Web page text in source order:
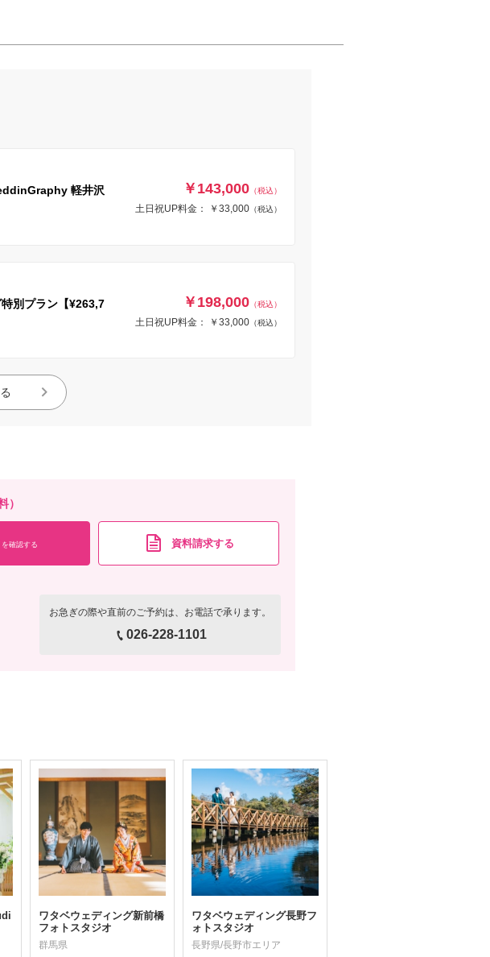
軽井沢
￥143,000 （税込）
土日祝UP料金： ￥33,000 （税込）
別プラン【¥263,7
￥198,000 （税込）
土日祝UP料金： ￥33,000 （税込）
）
を確認する 資料請求する
お急ぎの際や直前のご予約は、お電話で承ります。
026-228-1101
ワタベウェディング新前橋
フォトスタジオ
群馬県
ワタベウェディング長野フ
ォトスタジオ
長野県/長野市エリア